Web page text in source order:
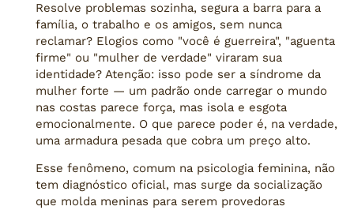
Resolve problemas sozinha, segura a barra para a
família, o trabalho e os amigos, sem nunca
reclamar? Elogios como "você é guerreira", "aguenta
firme" ou "mulher de verdade" viraram sua
identidade? Atenção: isso pode ser a síndrome da
mulher forte — um padrão onde carregar o mundo
nas costas parece força, mas isola e esgota
emocionalmente. O que parece poder é, na verdade,
uma armadura pesada que cobra um preço alto.
Esse fenômeno, comum na psicologia feminina, não
tem diagnóstico oficial, mas surge da socialização
que molda meninas para serem provedoras